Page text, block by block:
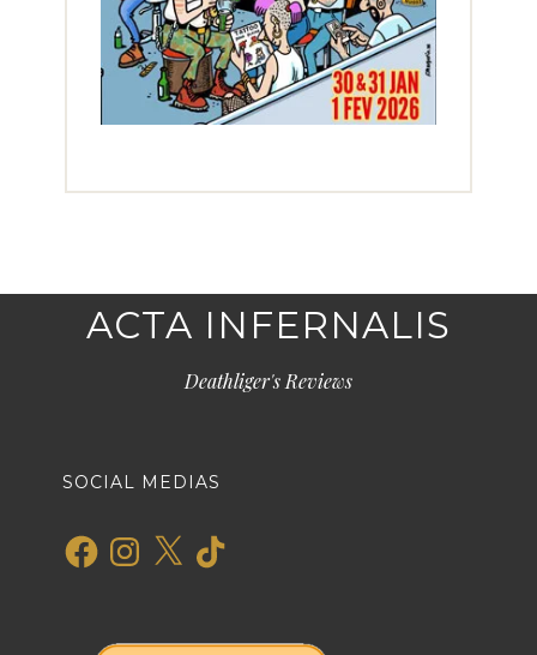
ACTA INFERNALIS
Deathliger's Reviews
SOCIAL MEDIAS
FacebookInstagram
X TikTok